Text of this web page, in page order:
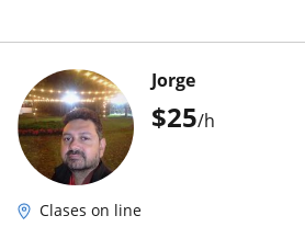
$25/h
Jorge
Clases on line